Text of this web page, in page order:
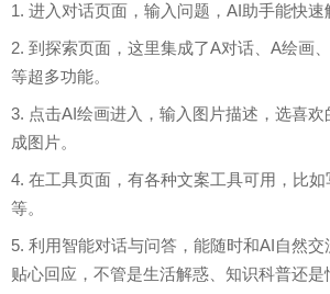
1. 进入对话页面，输入问题，AI助手能快速
2. 到探索页面，这里集成了A对话、A绘画
等超多功能。
3. 点击AI绘画进入，输入图片描述，选喜
成图片。
4. 在工具页面，有各种文案工具可用，比
等。
5. 利用智能对话与问答，能随时和AI自然
贴心回应，不管是生活解惑、知识科普还是